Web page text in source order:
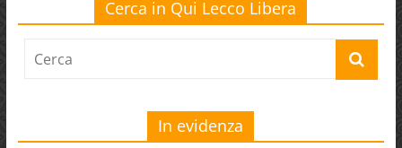
Cerca in Qui Lecco Libera
In evidenza